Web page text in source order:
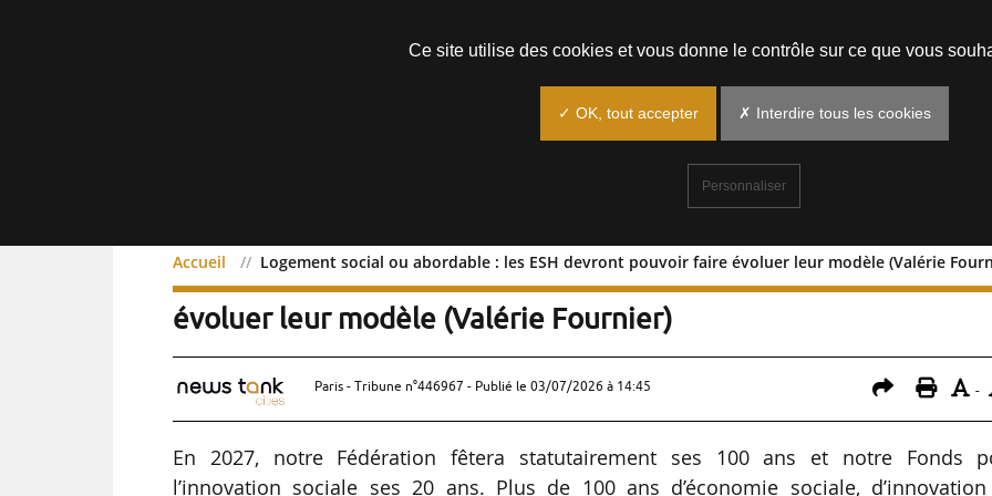
Accueil Logement social ou abordable : les ESH devront pouvoir faire évoluer leur modèle (Valérie
Logement social ou abordable : les ESH devront pouvoir faire
évoluer leur modèle (Valérie Fournier)
Paris - Tribune n°446967 - Publié le 03/07/2026 à 14:45 -
En 2027, notre Fédération fêtera statutairement ses 100 ans et notre Fonds
l’innovation sociale ses 20 ans. Plus de 100 ans d’économie sociale,
Ce site utilise des cookies et vous donne le contrôle sur ce que vous
✓ OK, tout accepter ✗ Interdire tous les cookies
Personnaliser